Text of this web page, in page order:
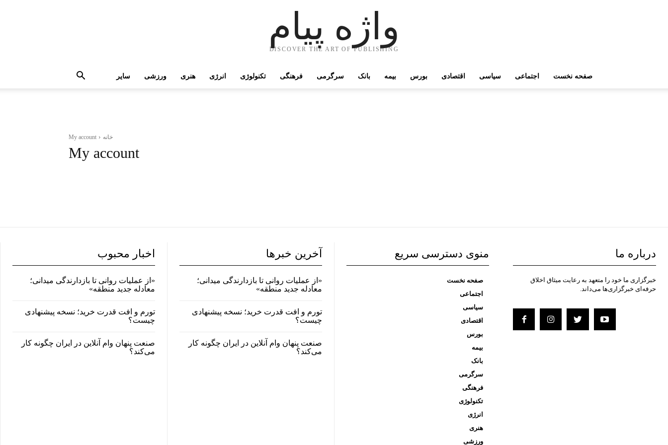
واژه پیام
DISCOVER THE ART OF PUBLISHING
صفحه نخست اجتماعی سیاسی اقتصادی بورس بیمه بانک سرگرمی فرهنگی تکنولوژی انرژی هنری ورزشی سایر
خانه My account
My account
درباره ما
خبرگزاری ما خود را متعهد به رعایت میثاق اخلاق
حرفه‌ای خبرگزاری‌ها می‌داند.
منوی دسترسی سریع
صفحه نخست
اجتماعی
سیاسی
اقتصادی
بورس
بیمه
بانک
سرگرمی
فرهنگی
تکنولوژی
انرژی
هنری
ورزشی
آخرین خبرها
«از عملیات روانی تا بازدارندگی میدانی؛
معادله جدید منطقه»
تورم و افت قدرت خرید؛ نسخه پیشنهادی
چیست؟
صنعت پنهان وام آنلاین در ایران چگونه کار
می‌کند؟
اخبار محبوب
«از عملیات روانی تا بازدارندگی میدانی؛
معادله جدید منطقه»
تورم و افت قدرت خرید؛ نسخه پیشنهادی
چیست؟
صنعت پنهان وام آنلاین در ایران چگونه کار
می‌کند؟